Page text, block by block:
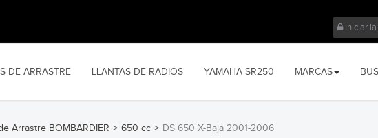
Iniciar la
DE ARRASTRE LLANTAS DE RADIOS YAMAHA SR250 MARCAS
Arrastre BOMBARDIER > 650 cc > DS 650 X-Baja 2001-2006